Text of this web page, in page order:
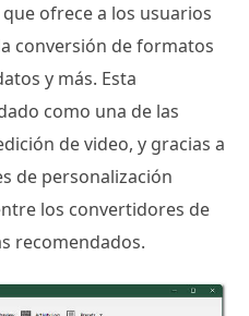
ofrece a los usuarios
conversión de formatos
y más. Esta
como una de las
de video, y gracias a
de personalización
los convertidores de
recomendados.